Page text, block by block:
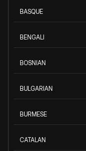
BASQUE
BENGALI
BOSNIAN
BULGARIAN
BURMESE
CATALAN